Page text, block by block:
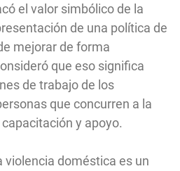
el valor simbólico de la
de una política de
mejorar de forma
que eso significa
de trabajo de los
que concurren a la
y apoyo.
violencia doméstica es un